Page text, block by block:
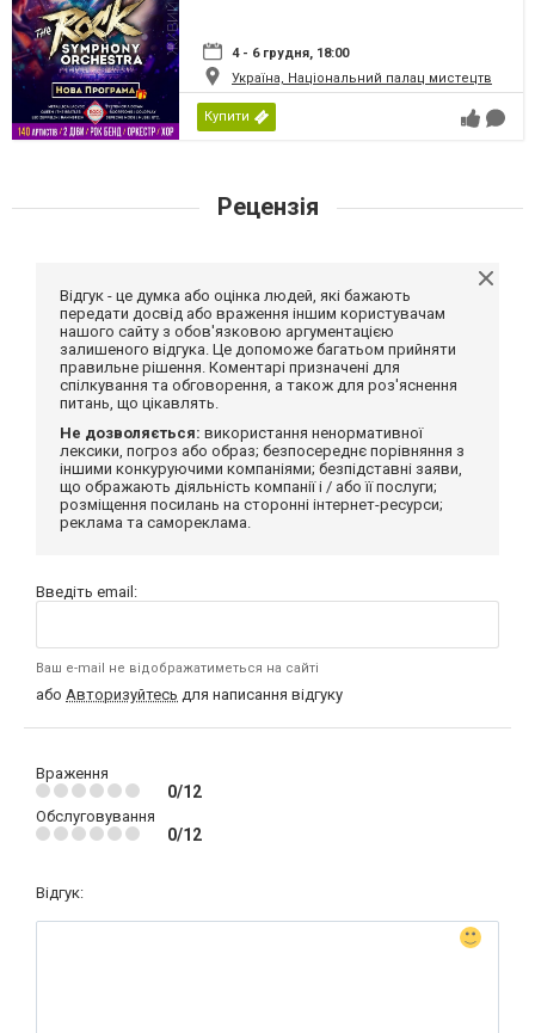
4 - 6 грудня, 18:00
Україна, Національний палац мистецтв
Купити
Рецензія
Відгук - це думка або оцінка людей, які бажають
передати досвід або враження іншим користувачам
нашого сайту з обов'язковою аргументацією
залишеного відгука. Це допоможе багатьом прийняти
правильне рішення. Коментарі призначені для
спілкування та обговорення, а також для роз'яснення
питань, що цікавлять.
Не дозволяється: використання ненормативної
лексики, погроз або образ; безпосереднє порівняння з
іншими конкуруючими компаніями; безпідставні заяви,
що ображають діяльність компанії і / або її послуги;
розміщення посилань на сторонні інтернет-ресурси;
реклама та самореклама.
Введіть email:
Ваш e-mail не відображатиметься на сайті
або Авторизуйтесь для написання відгуку
Враження
0/12
Обслуговування
0/12
Відгук: